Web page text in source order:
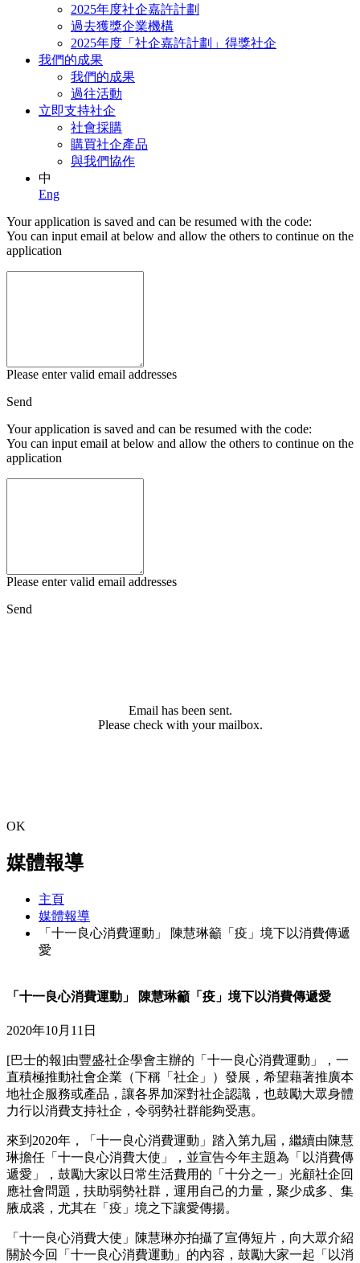
2025年度社企嘉許計劃
過去獲獎企業機構
2025年度「社企嘉許計劃」得獎社企
我們的成果
我們的成果
過往活動
立即支持社企
社會採購
購買社企產品
與我們協作
中
Eng
Your application is saved and can be resumed with the code:
You can input email at below and allow the others to continue on the
application
Please enter valid email addresses
Send
Your application is saved and can be resumed with the code:
You can input email at below and allow the others to continue on the
application
Please enter valid email addresses
Send
Email has been sent.
Please check with your mailbox.
OK
媒體報導
主頁
媒體報導
「十一良心消費運動」 陳慧琳籲「疫」境下以消費傳遞
愛
「十一良心消費運動」 陳慧琳籲「疫」境下以消費傳遞愛
2020年10月11日
[巴士的報]由豐盛社企學會主辦的「十一良心消費運動」，一
直積極推動社會企業（下稱「社企」）發展，希望藉著推廣本
地社企服務或產品，讓各界加深對社企認識，也鼓勵大眾身體
力行以消費支持社企，令弱勢社群能夠受惠。
來到2020年，「十一良心消費運動」踏入第九屆，繼續由陳慧
琳擔任「十一良心消費大使」，並宣告今年主題為「以消費傳
遞愛」，鼓勵大家以日常生活費用的「十分之一」光顧社企回
應社會問題，扶助弱勢社群，運用自己的力量，聚少成多、集
腋成裘，尤其在「疫」境之下讓愛傳揚。
「十一良心消費大使」陳慧琳亦拍攝了宣傳短片，向大眾介紹
關於今回「十一良心消費運動」的內容，鼓勵大家一起「以消